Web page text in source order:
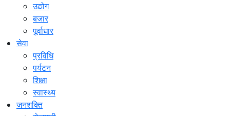
उद्योग
बजार
पूर्वाधार
सेवा
प्रविधि
पर्यटन
शिक्षा
स्वास्थ्य
जनशक्ति